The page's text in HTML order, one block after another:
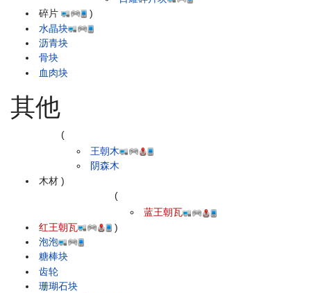
碎片
)
水晶块
沥青块
骨块
血肉块
其他
木材
(
王朝木
阴森木
)
红王朝瓦
(
蓝王朝瓦
)
泡泡
糖棒块
齿轮
珊瑚石块